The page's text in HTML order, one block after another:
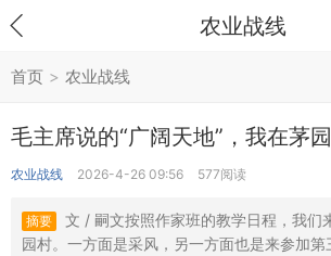
农业战线
首页 > 农业战线
毛主席说的“广阔天地”，我在茅
农业战线 2026-4-26 09:56 577阅读
摘要
文 / 嗣文按照作家班的教学日程，我们
园村。一方面是采风，另一方面也是来参加第